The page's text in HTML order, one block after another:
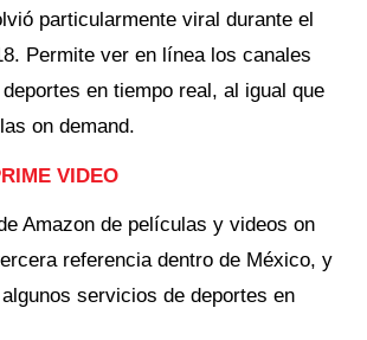
particularmente viral durante el
Permite ver en línea los canales
en tiempo real, al igual que
on demand.
VIDEO
Amazon de películas y videos on
referencia dentro de México, y
servicios de deportes en